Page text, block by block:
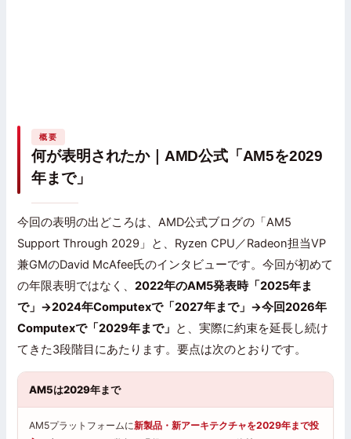
概要
何が表明されたか｜AMD公式「AM5を2029
年まで」
今回の表明の出どころは、AMD公式ブログの「AM5
Support Through 2029」と、Ryzen CPU／Radeon担当VP
兼GMのDavid McAfee氏のインタビューです。今回が初めて
の年限表明ではなく、2022年のAM5発表時「2025年ま
で」→2024年Computexで「2027年まで」→今回2026年
Computexで「2029年まで」 と、実際に約束を延長し続け
てきた3段階目にあたります。要点は次のとおりです。
AM5は2029年まで
AM5プラットフォームに新製品・新アーキテクチャを2029年まで投